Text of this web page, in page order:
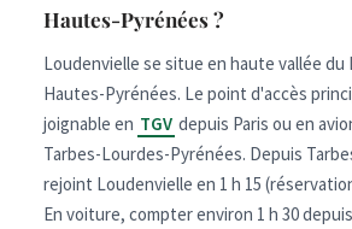
Hautes-Pyrénées ?
Loudenvielle se situe en haute vallée du
Hautes-Pyrénées. Le point d'accès
joignable en TGV depuis Paris ou en
Tarbes-Lourdes-Pyrénées. Depuis
rejoint Loudenvielle en 1 h 15 (réservation
En voiture, compter environ 1 h 30